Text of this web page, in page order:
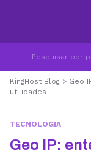
KingHost Blog > Geo
utilidades
TECNOLOGIA
Geo IP: